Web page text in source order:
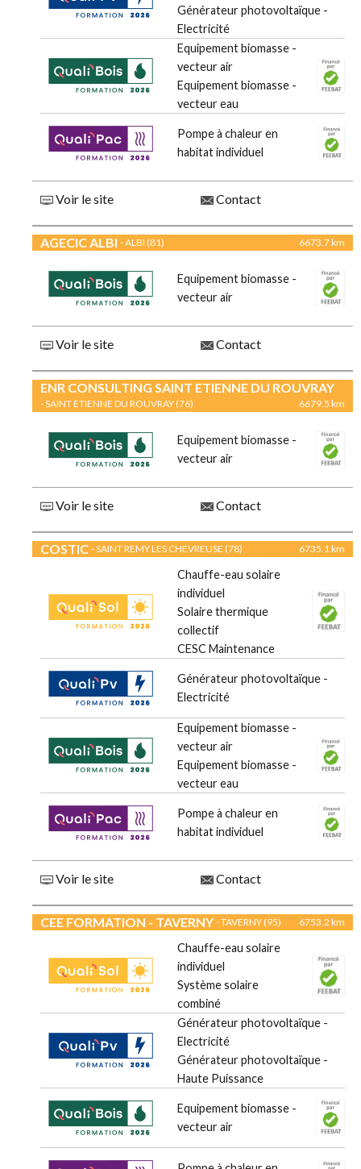
Générateur photovoltaïque -
Electricité
Equipement biomasse -
vecteur air
Equipement biomasse -
vecteur eau
Pompe à chaleur en
habitat individuel
Voir le site Contact
AGECIC ALBI - ALBI (81) 6673.7 km
Equipement biomasse -
vecteur air
Voir le site Contact
ENR CONSULTING SAINT ETIENNE DU ROUVRAY
- SAINT ETIENNE DU ROUVRAY (76) 6679.5 km
Equipement biomasse -
vecteur air
Voir le site Contact
COSTIC - SAINT REMY LES CHEVREUSE (78) 6735.1 km
Chauffe-eau solaire
individuel
Solaire thermique
collectif
CESC Maintenance
Générateur photovoltaïque -
Electricité
Equipement biomasse -
vecteur air
Equipement biomasse -
vecteur eau
Pompe à chaleur en
habitat individuel
Voir le site Contact
CEE FORMATION - TAVERNY - TAVERNY (95) 6753.2 km
Chauffe-eau solaire
individuel
Système solaire
combiné
Générateur photovoltaïque -
Electricité
Générateur photovoltaïque -
Haute Puissance
Equipement biomasse -
vecteur air